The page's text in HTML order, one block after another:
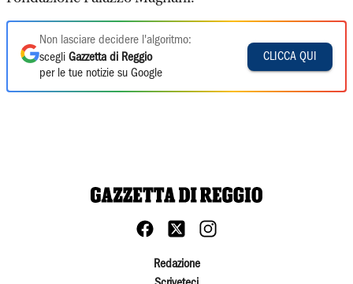
Non lasciare decidere l'algoritmo:
scegli Gazzetta di Reggio
per le tue notizie su Google
CLICCA QUI
Redazione